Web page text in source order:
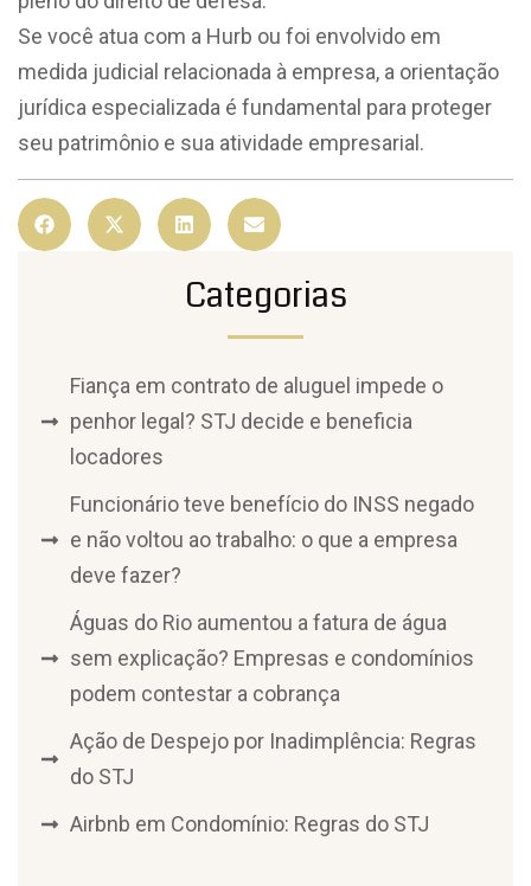
Se você atua com a Hurb ou foi envolvido em
medida judicial relacionada à empresa, a orientação
jurídica especializada é fundamental para proteger
seu patrimônio e sua atividade empresarial.
Categorias
Fiança em contrato de aluguel impede o
penhor legal? STJ decide e beneficia
locadores
Funcionário teve benefício do INSS negado
e não voltou ao trabalho: o que a empresa
deve fazer?
Águas do Rio aumentou a fatura de água
sem explicação? Empresas e condomínios
podem contestar a cobrança
Ação de Despejo por Inadimplência: Regras
do STJ
Airbnb em Condomínio: Regras do STJ